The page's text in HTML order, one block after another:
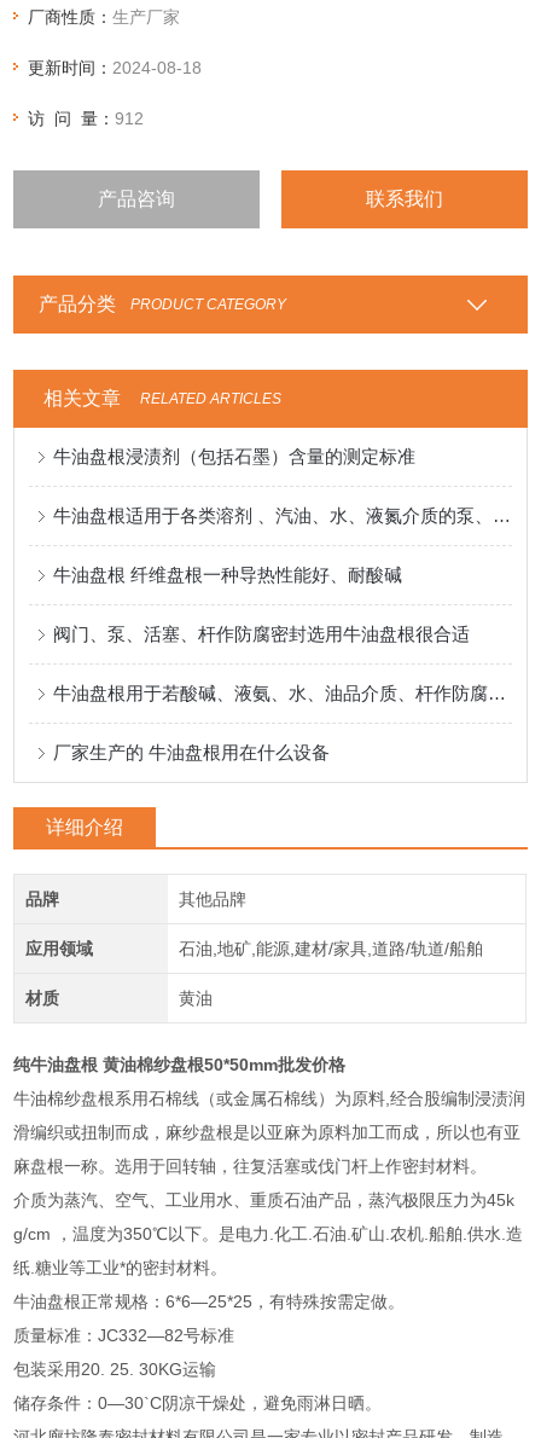
厂商性质：生产厂家
更新时间： 2024-08-18
访 问 量：912
产品咨询 联系我们
产品分类 PRODUCT CATEGORY
相关文章 RELATED ARTICLES
牛油盘根浸渍剂（包括石墨）含量的测定标准
牛油盘根适用于各类溶剂 、汽油、水、液氮介质的泵、阀门、反应釜密封
牛油盘根 纤维盘根一种导热性能好、耐酸碱
阀门、泵、活塞、杆作防腐密封选用牛油盘根很合适
牛油盘根用于若酸碱、液氨、水、油品介质、杆作防腐密封
厂家生产的 牛油盘根用在什么设备
详细介绍
品牌 其他品牌
应用领域 石油,地矿,能源,建材/家具,道路/轨道/船舶
材质 黄油
纯牛油盘根 黄油棉纱盘根50*50mm批发价格
牛油棉纱盘根系用石棉线（或金属石棉线）为原料,经合股编制浸渍润
滑编织或扭制而成，麻纱盘根是以亚麻为原料加工而成，所以也有亚
麻盘根一称。选用于回转轴，往复活塞或伐门杆上作密封材料。
介质为蒸汽、空气、工业用水、重质石油产品，蒸汽极限压力为45k
g/cm ，温度为350℃以下。是电力.化工.石油.矿山.农机.船舶.供水.造
纸.糖业等工业*的密封材料。
牛油盘根正常规格：6*6—25*25，有特殊按需定做。
质量标准：JC332—82号标准
包装采用20. 25. 30KG运输
储存条件：0—30`C阴凉干燥处，避免雨淋日晒。